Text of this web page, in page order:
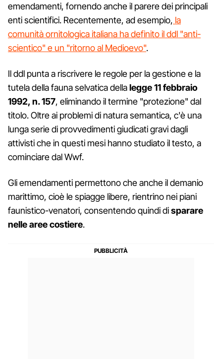
emendamenti, fornendo anche il parere dei principali
enti scientifici. Recentemente, ad esempio, la
comunità ornitologica italiana ha definito il ddl "anti-
scientico" e un "ritorno al Medioevo".
Il ddl punta a riscrivere le regole per la gestione e la
tutela della fauna selvatica dellalegge 11 febbraio
1992, n. 157, eliminando il termine "protezione" dal
titolo. Oltre ai problemi di natura semantica, c'è una
lunga serie di provvedimenti giudicati gravi dagli
attivisti che in questi mesi hanno studiato il testo, a
cominciare dal Wwf.
Gli emendamenti permettono che anche il demanio
marittimo, cioè le spiagge libere, rientrino nei piani
faunistico-venatori, consentendo quindi disparare
nelle aree costiere.